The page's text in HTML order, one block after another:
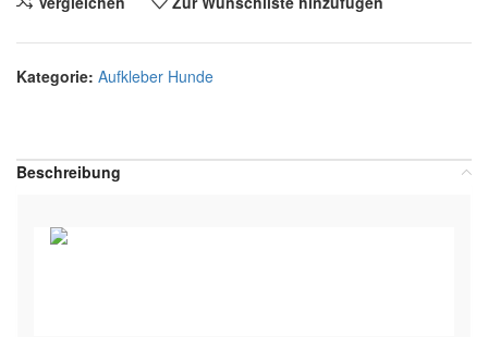
Kategorie: Aufkleber Hunde
Beschreibung